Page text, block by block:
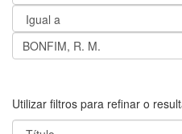
Utilizar filtros para refinar o